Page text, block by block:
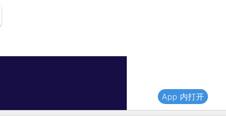
App 内打开